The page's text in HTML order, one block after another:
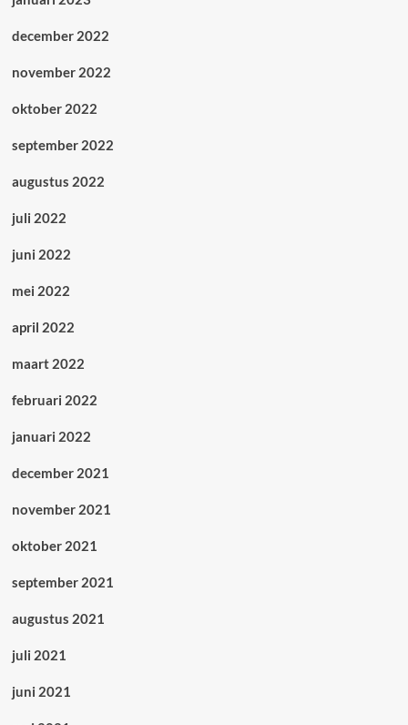
december 2022
november 2022
oktober 2022
september 2022
augustus 2022
juli 2022
juni 2022
mei 2022
april 2022
maart 2022
februari 2022
januari 2022
december 2021
november 2021
oktober 2021
september 2021
augustus 2021
juli 2021
juni 2021